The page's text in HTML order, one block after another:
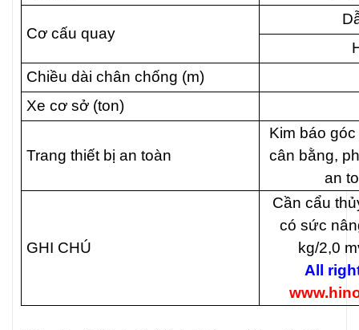
Cơ cấu quay
Chiều dài chân chống (m)
Xe cơ sở (ton)
Trang thiết bị an toàn
Kim báo
cân bằng,
an
GHI CHÚ
Cần cẩu
có sức
kg/2,0
All